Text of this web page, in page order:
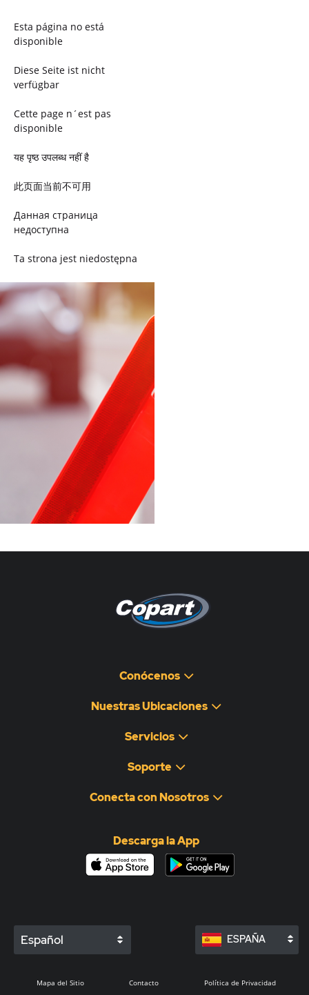
Esta página no está
disponible
Diese Seite ist nicht
verfügbar
Cette page n´est pas
disponible
यह पृष्ठ उपलब्ध नहीं है
此页面当前不可用
Данная страница
недоступна
Ta strona jest niedostępna
Trang này không có
Esta página não está
disponível
このページは現在利用できま
せん
Pagina non disponibile
هذه الصفحة غير متوفرة
Conócenos
Nuestras Ubicaciones
Servicios
Soporte
Conecta con Nosotros
Descarga la App
Español ESPAÑA
Mapa del Sitio Contacto Política de Privacidad